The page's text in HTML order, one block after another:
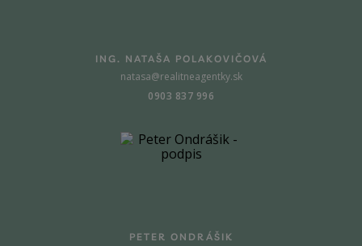
ING. NATAŠA POLAKOVIČOVÁ
natasa@realitneagentky.sk
0903 837 996
PETER ONDRÁŠIK